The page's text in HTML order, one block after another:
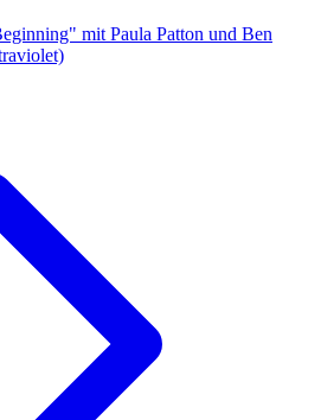
mit Paula Patton und Ben